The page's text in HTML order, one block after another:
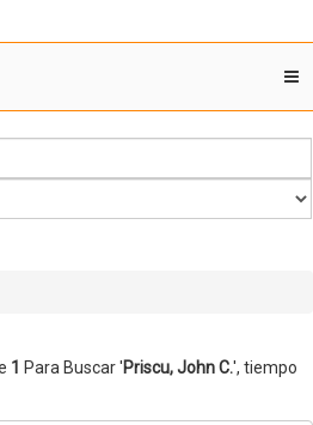
1 Para Buscar 'Priscu, John C.', tiempo